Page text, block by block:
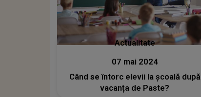
Actualitate
07 mai 2024
Când se întorc elevii la școală după
vacanța de Paste?